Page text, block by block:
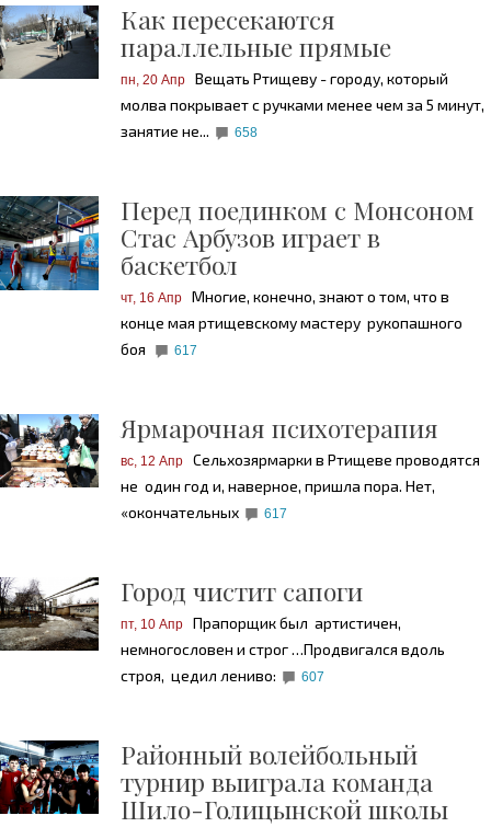
Как пересекаются
параллельные прямые
пн, 20 Апр
Вещать Ртищеву - городу, который
молва покрывает с ручками менее чем за 5 минут,
занятие не...
658
Перед поединком с Монсоном
Стас Арбузов играет в
баскетбол
чт, 16 Апр
Многие, конечно, знают о том, что в
конце мая ртищевскому мастеру рукопашного
боя
617
Ярмарочная психотерапия
вс, 12 Апр
Сельхозярмарки в Ртищеве проводятся
не один год и, наверное, пришла пора. Нет,
«окончательных
617
Город чистит сапоги
пт, 10 Апр
Прапорщик был артистичен,
немногословен и строг …Продвигался вдоль
строя, цедил лениво:
607
Районный волейбольный
турнир выиграла команда
Шило-Голицынской школы